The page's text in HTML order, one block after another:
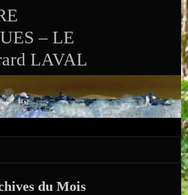
Skip to VISITS_COUNTER_WIDGET
– LE
LAVAL
du Mois